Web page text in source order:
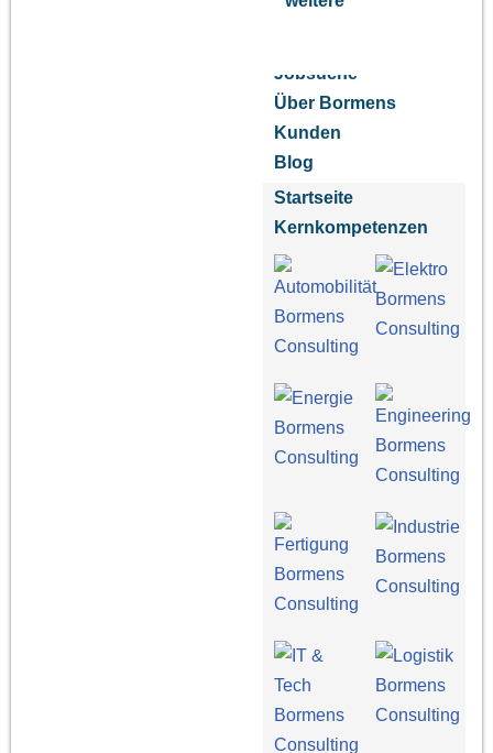
Jobsuche
Über Bormens
Kunden
Blog
Startseite
Kernkompetenzen